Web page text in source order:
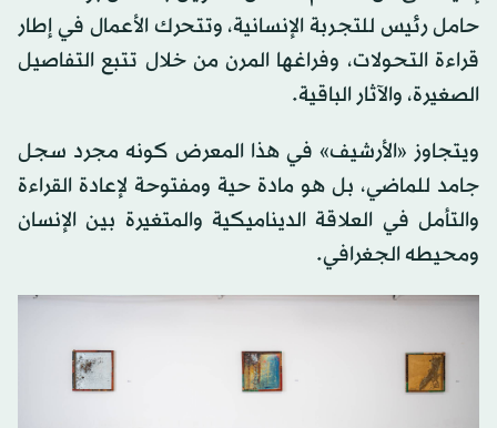
حامل رئيس للتجربة الإنسانية، وتتحرك الأعمال في إطار
قراءة التحولات، وفراغها المرن من خلال تتبع التفاصيل
الصغيرة، والآثار الباقية.
ويتجاوز «الأرشيف» في هذا المعرض كونه مجرد سجل
جامد للماضي، بل هو مادة حية ومفتوحة لإعادة القراءة
والتأمل في العلاقة الديناميكية والمتغيرة بين الإنسان
ومحيطه الجغرافي.